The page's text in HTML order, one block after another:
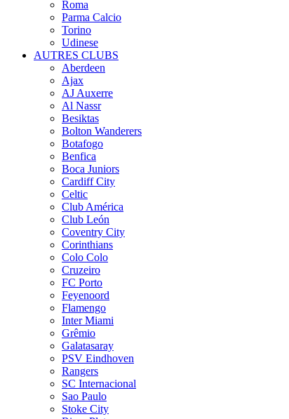
Roma
Parma Calcio
Torino
Udinese
AUTRES CLUBS
Aberdeen
Ajax
AJ Auxerre
Al Nassr
Besiktas
Bolton Wanderers
Botafogo
Benfica
Boca Juniors
Cardiff City
Celtic
Club América
Club León
Coventry City
Corinthians
Colo Colo
Cruzeiro
FC Porto
Feyenoord
Flamengo
Inter Miami
Grêmio
Galatasaray
PSV Eindhoven
Rangers
SC Internacional
Sao Paulo
Stoke City